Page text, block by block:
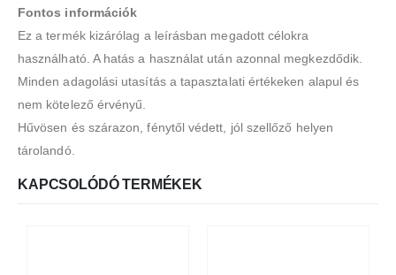
Fontos információk
Ez a termék kizárólag a leírásban megadott célokra
használható. A hatás a használat után azonnal megkezdődik.
Minden adagolási utasítás a tapasztalati értékeken alapul és
nem kötelező érvényű.
Hűvösen és szárazon, fénytől védett, jól szellőző helyen
tárolandó.
KAPCSOLÓDÓ TERMÉKEK